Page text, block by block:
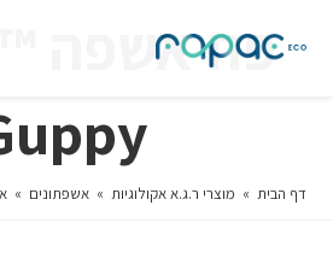
דף הבית » מוצרי ר.ג.א אקולוגיות » אשפתונים »